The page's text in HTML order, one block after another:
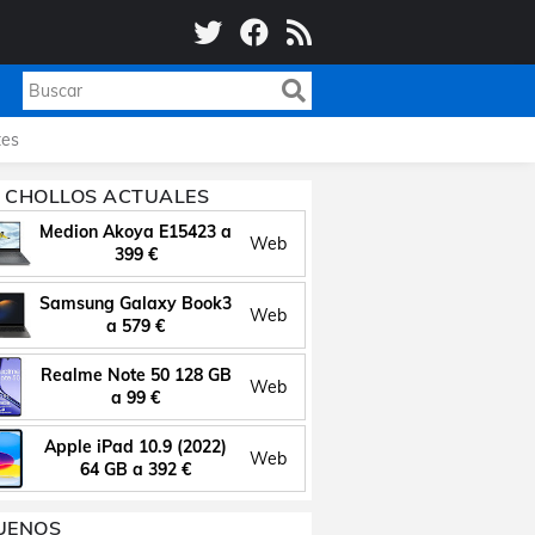
CHOLLOS ACTUALES
Medion Akoya E15423 a
399 €
Web
Samsung Galaxy Book3
a 579 €
Web
Realme Note 50 128 GB
a 99 €
Web
Apple iPad 10.9 (2022)
64 GB a 392 €
Web